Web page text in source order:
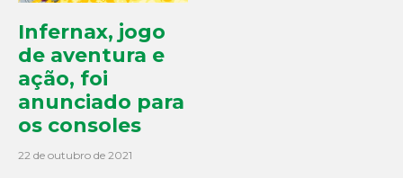
Infernax, jogo
de aventura e
ação, foi
anunciado para
os consoles
22 de outubro de 2021